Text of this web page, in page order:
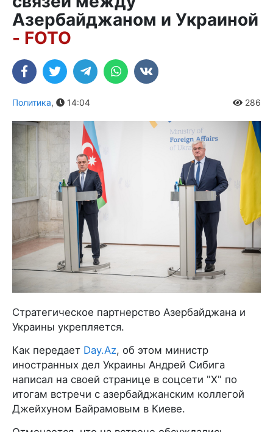
Азербайджаном и Украиной
- FOTO
Политика, 14:04 286
Стратегическое партнерство Азербайджана и
Украины укрепляется.
Как передает Day.Az, об этом министр
иностранных дел Украины Андрей Сибига
написал на своей странице в соцсети "X" по
итогам встречи с азербайджанским коллегой
Джейхуном Байрамовым в Киеве.